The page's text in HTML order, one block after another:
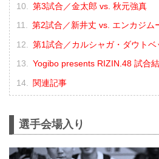
第3試合／金太郎 vs. 秋元強真
第2試合／新井丈 vs. エンカジム
第1試合／カルシャガ・ダウト
Yogibo presents RIZIN.48 試合
関連記事
選手会場入り